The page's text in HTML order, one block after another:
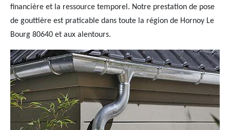
financière et la ressource temporel. Notre prestation de pose
de gouttière est praticable dans toute la région de Hornoy Le
Bourg 80640 et aux alentours.